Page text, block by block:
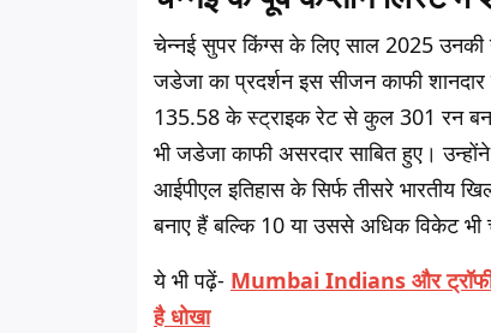
चेन्नई सुपर किंग्स के लिए साल 2025 उनकी
जडेजा का प्रदर्शन इस सीजन काफी
135.58 के स्ट्राइक रेट से कुल 301 रन
भी जडेजा काफी असरदार साबित हुए।
आईपीएल इतिहास के सिर्फ तीसरे भारतीय
बनाए हैं बल्कि 10 या उससे अधिक विकेट भी
ये भी पढ़ें- Mumbai Indians और ट्रॉफी के
है धोखा